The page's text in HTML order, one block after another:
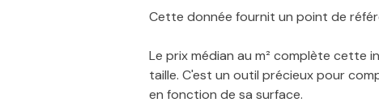
Cette donnée fournit un point de
Le prix médian au m² complète cette
taille. C'est un outil précieux pour
en fonction de sa surface.